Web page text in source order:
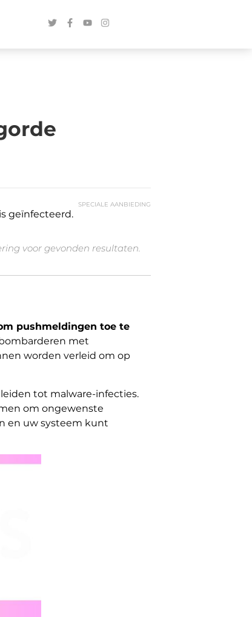
SPECIALE AANBIEDING
geïnfecteerd.
voor gevonden resultaten.
pushmeldingen toe te
met
worden verleid om op
tot malware-infecties.
om ongewenste
en uw systeem kunt